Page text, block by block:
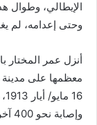
وحتى إعدامه، لم
أنزل عمر المختار
معظمها على
وإصابة نحو 400 آخرين.